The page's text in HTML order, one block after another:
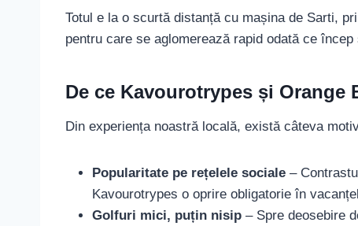
Totul e la o scurtă distanță cu mașina de Sarti,
pentru care se aglomerează rapid odată ce
De ce Kavourotrypes și Orange
Din experiența noastră locală, există câteva
Popularitate pe rețelele sociale –
Kavourotrypes o oprire obligatorie în
Golfuri mici, puțin nisip – Spre deosebire